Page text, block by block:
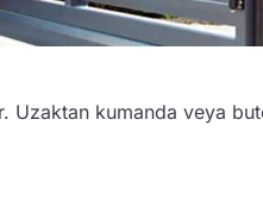
kumanda veya